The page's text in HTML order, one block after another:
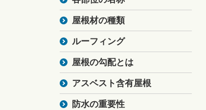
屋根材の種類
ルーフィング
屋根の勾配とは
アスベスト含有屋根
防水の重要性